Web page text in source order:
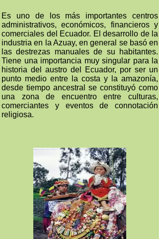
Es uno de los más importantes centros
administrativos, económicos, financieros y
comerciales del Ecuador. El desarrollo de la
industria en la Azuay, en general se basó en
las destrezas manuales de su habitantes.
Tiene una importancia muy singular para la
historia del austro del Ecuador, por ser un
punto medio entre la costa y la amazonía,
desde tiempo ancestral se constituyó como
una zona de encuentro entre culturas,
comerciantes y eventos de connotación
religiosa.